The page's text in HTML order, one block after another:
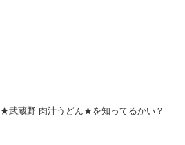
★武蔵野 肉汁うどん★を知ってるかい？